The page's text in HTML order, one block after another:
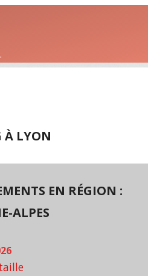
À LYON
EN RÉGION :
ALPES